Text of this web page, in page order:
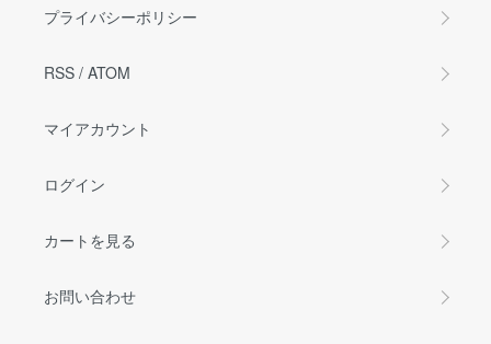
プライバシーポリシー
RSS / ATOM
マイアカウント
ログイン
カートを見る
お問い合わせ